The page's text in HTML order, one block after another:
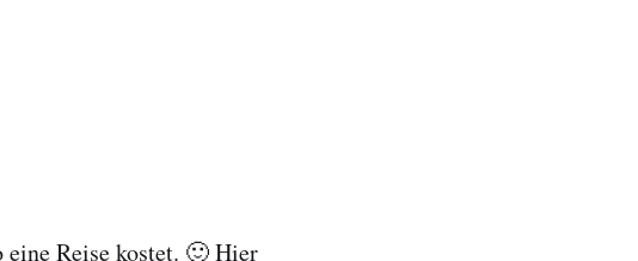
Reise kostet. 🙂 Hier